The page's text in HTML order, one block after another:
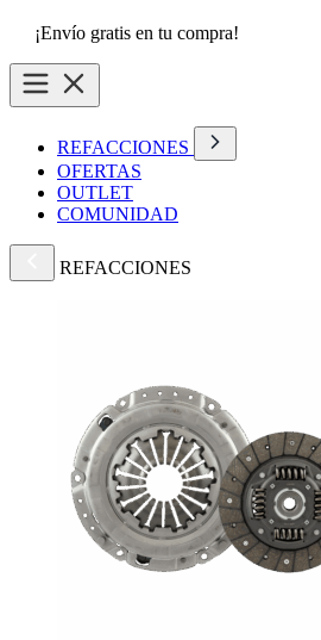
¡Envío gratis en tu compra!
REFACCIONES
OFERTAS
OUTLET
COMUNIDAD
REFACCIONES